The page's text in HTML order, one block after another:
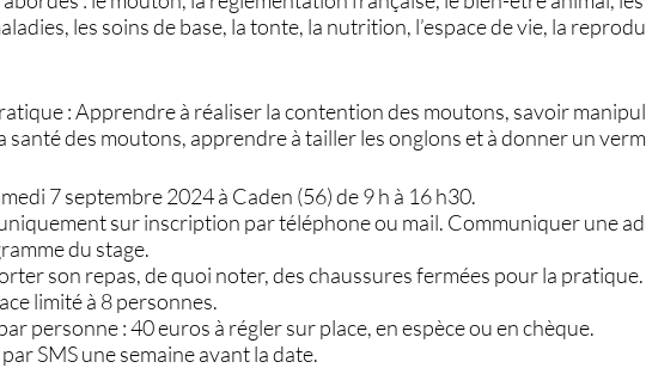
les soins de base, la tonte, la nutrition, l’espace de vie, la
: Apprendre à réaliser la contention des moutons, savoir
santé des moutons, apprendre à tailler les onglons et à donner un
7 septembre 2024 à Caden (56) de 9 h à 16 h30.
sur inscription par téléphone ou mail. Communiquer une
du stage.
son repas, de quoi noter, des chaussures fermées pour la pratique.
limité à 8 personnes.
personne : 40 euros à régler sur place, en espèce ou en chèque.
SMS une semaine avant la date.